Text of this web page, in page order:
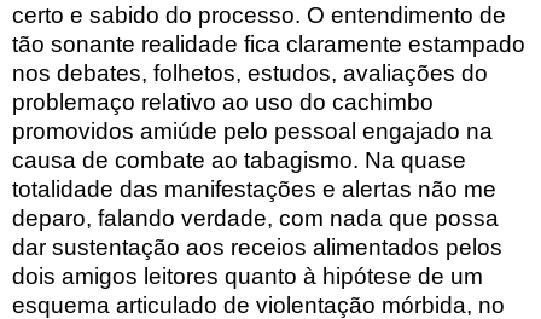
certo e sabido do processo. O entendimento de
tão sonante realidade fica claramente estampado
nos debates, folhetos, estudos, avaliações do
problemaço relativo ao uso do cachimbo
promovidos amiúde pelo pessoal engajado na
causa de combate ao tabagismo. Na quase
totalidade das manifestações e alertas não me
deparo, falando verdade, com nada que possa
dar sustentação aos receios alimentados pelos
dois amigos leitores quanto à hipótese de um
esquema articulado de violentação mórbida, no